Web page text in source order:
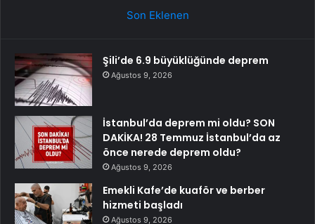
Son Eklenen
Şili’de 6.9 büyüklüğünde deprem
Ağustos 9, 2026
İstanbul’da deprem mi oldu? SON
DAKİKA! 28 Temmuz İstanbul’da az
önce nerede deprem oldu?
Ağustos 9, 2026
Emekli Kafe’de kuaför ve berber
hizmeti başladı
Ağustos 9, 2026